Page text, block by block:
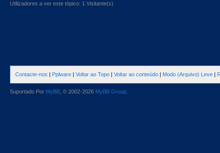
Utilizadores a ver este tópico: 1 Visitante(s)
Contacte-nos | Pplware | Voltar ao Topo | Voltar ao conteúdo | Modo (Arquivo) Leve |
Suportado Por MyBB , © 2002-2026 MyBB Group